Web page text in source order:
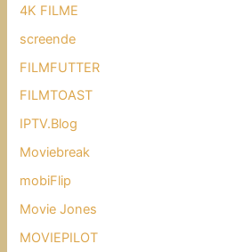
4K FILME
screende
FILMFUTTER
FILMTOAST
IPTV.Blog
Moviebreak
mobiFlip
Movie Jones
MOVIEPILOT